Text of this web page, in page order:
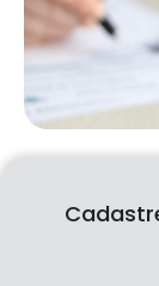
FGTS: o